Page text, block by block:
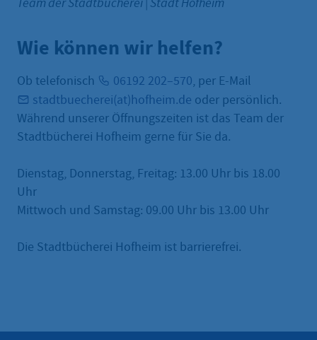
Wie können wir helfen?
Ob telefonisch 06192 202–570, per E-Mail
stadtbuecherei(at)hofheim.de oder persönlich.
Während unserer Öffnungszeiten ist das Team der
Stadtbücherei Hofheim gerne für Sie da.
Dienstag, Donnerstag, Freitag: 13.00 Uhr bis 18.00
Uhr
Mittwoch und Samstag: 09.00 Uhr bis 13.00 Uhr
Die Stadtbücherei Hofheim ist barrierefrei.